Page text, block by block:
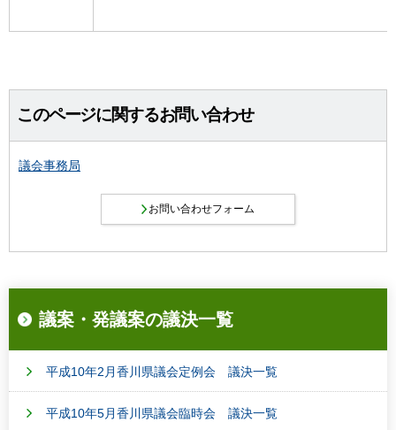
このページに関するお問い合わせ
議会事務局
議案・発議案の議決一覧
平成10年2月香川県議会定例会 議決一覧
平成10年5月香川県議会臨時会 議決一覧